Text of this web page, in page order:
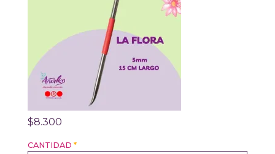
$8.300
CANTIDAD *